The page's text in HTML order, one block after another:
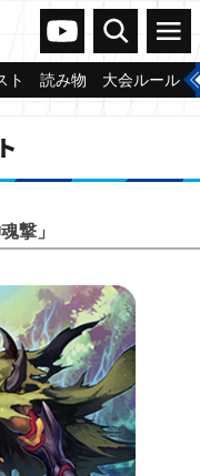
ヴァンガードch
検索 メニュー
ト 読み物 大会ルール
撃」